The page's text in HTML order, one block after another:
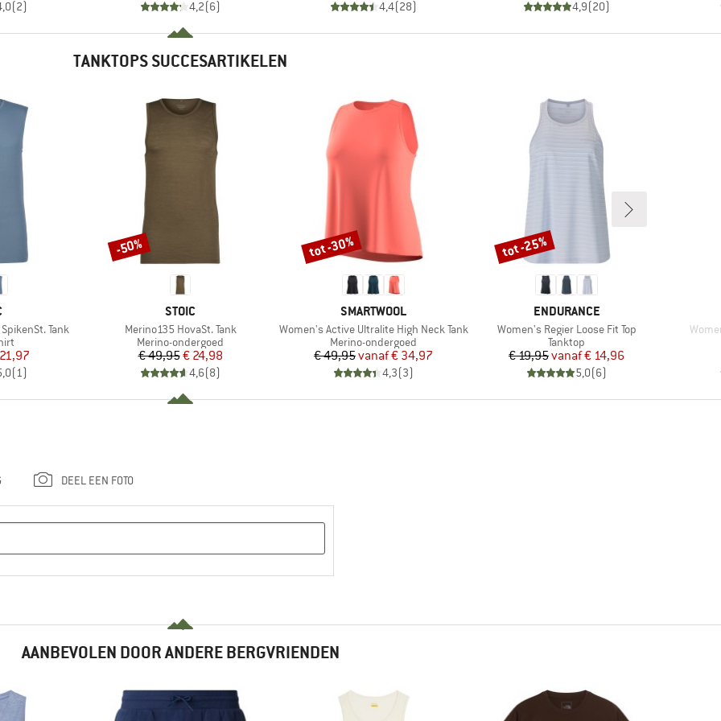
(2) 4,2(6) 4,4(28) 4,9(20)
TANKTOPS SUCCESARTIKELEN
Tank
prijs
(1)
MERK
STOIC
Artikel
Merino135 HovaSt. Tank
Productgroep
Merino-ondergoed
Prijs
€ 49,95Verlaagde prijs
€ 24,98
4,6(8)
Korting
-50%
MERK
SMARTWOOL
Artikel
Women's Active Ultralite High Neck Tank
Productgroep
Merino-ondergoed
Prijs
€ 49,95 Verlaagde prijs
vanaf€ 34,97
4,3(3)
Korting
tot -30%
MERK
ENDURANCE
Artikel
Women's Regier Loose Fit Top
Productgroep
Tanktop
Prijs
€ 19,95 Verlaagde prijs
vanaf€ 14,96
5,0(6)
Korting
tot -25%
Artikel
DEEL EEN FOTO
AANBEVOLEN DOOR ANDERE BERGVRIENDEN